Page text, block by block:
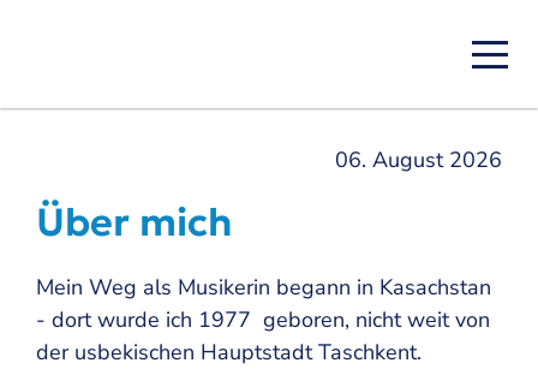
content
06. August 2026
Über mich
Mein Weg als Musikerin begann in Kasachstan
- dort wurde ich 1977 geboren, nicht weit von
der usbekischen Hauptstadt Taschkent.